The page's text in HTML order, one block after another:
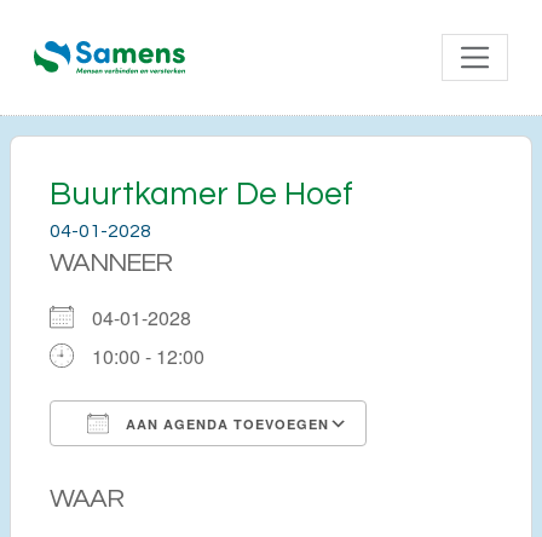
Buurtkamer De Hoef
04-01-2028
WANNEER
04-01-2028
10:00 - 12:00
AAN AGENDA TOEVOEGEN
WAAR